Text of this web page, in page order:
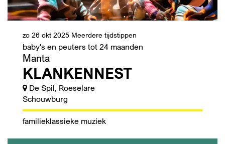
Manta
KLANKENNEST
baby's en peuters tot 24 maanden
zo 26 okt 2025 Meerdere tijdstippen
De Spil, Roeselare
Schouwburg
familieklassieke muziek